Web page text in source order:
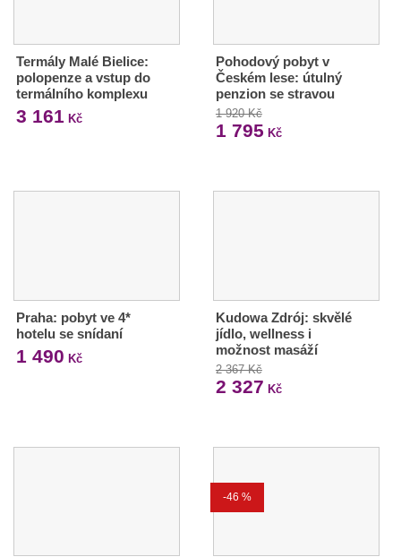
Termály Malé Bielice:
polopenze a vstup do
termálního komplexu
3 161 Kč
Pohodový pobyt v
Českém lese: útulný
penzion se stravou
1 920 Kč
1 795 Kč
Praha: pobyt ve 4*
hotelu se snídaní
1 490 Kč
Kudowa Zdrój: skvělé
jídlo, wellness i
možnost masáží
2 367 Kč
2 327 Kč
-46 %